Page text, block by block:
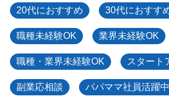
20代におすすめ 30代におすす
職種未経験OK 業界未経験OK
職種・業界未経験OK スタート
副業応相談 パパママ社員活躍中